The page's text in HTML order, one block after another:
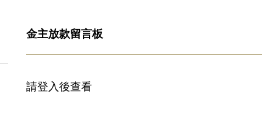
金主放款留言板
請登入後查看